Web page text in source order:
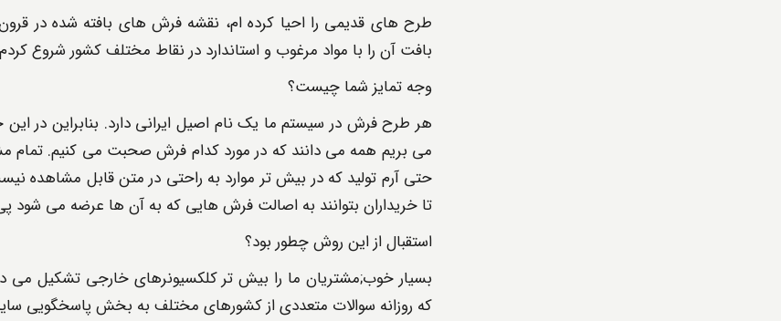
طرح های قدیمی را احیا کرده ام، نقشه فرش های بافته شده در
بافت آن را با مواد مرغوب و استاندارد در نقاط مختلف کشور شروع
وجه تمایز شما چیست؟
هر طرح فرش در سیستم ما یک نام اصیل ایرانی دارد. بنابراین در
می بریم همه می دانند که در مورد کدام فرش صحبت می کنیم. تمام
حتی آرم تولید که در بیش تر موارد به راحتی در متن قابل
تا خریداران بتوانند به اصالت فرش هایی که به آن ها عرضه می شود
استقبال از این روش چطور بود؟
بسیار خوب;مشتریان ما را بیش تر کلکسیونرهای خارجی تشکیل می
که روزانه سوالات متعددی از کشورهای مختلف به بخش پاسخگویی